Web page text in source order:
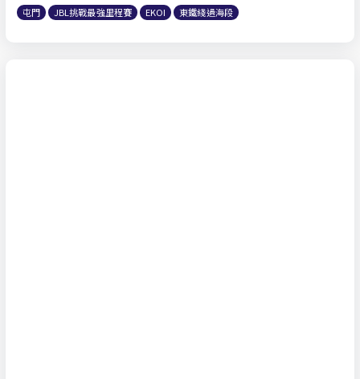
屯門 JBL挑戰最強里程賽 EKOI 東鐵綫過海段